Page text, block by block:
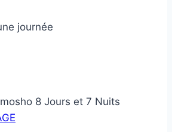
journée
8 Jours et 7 Nuits